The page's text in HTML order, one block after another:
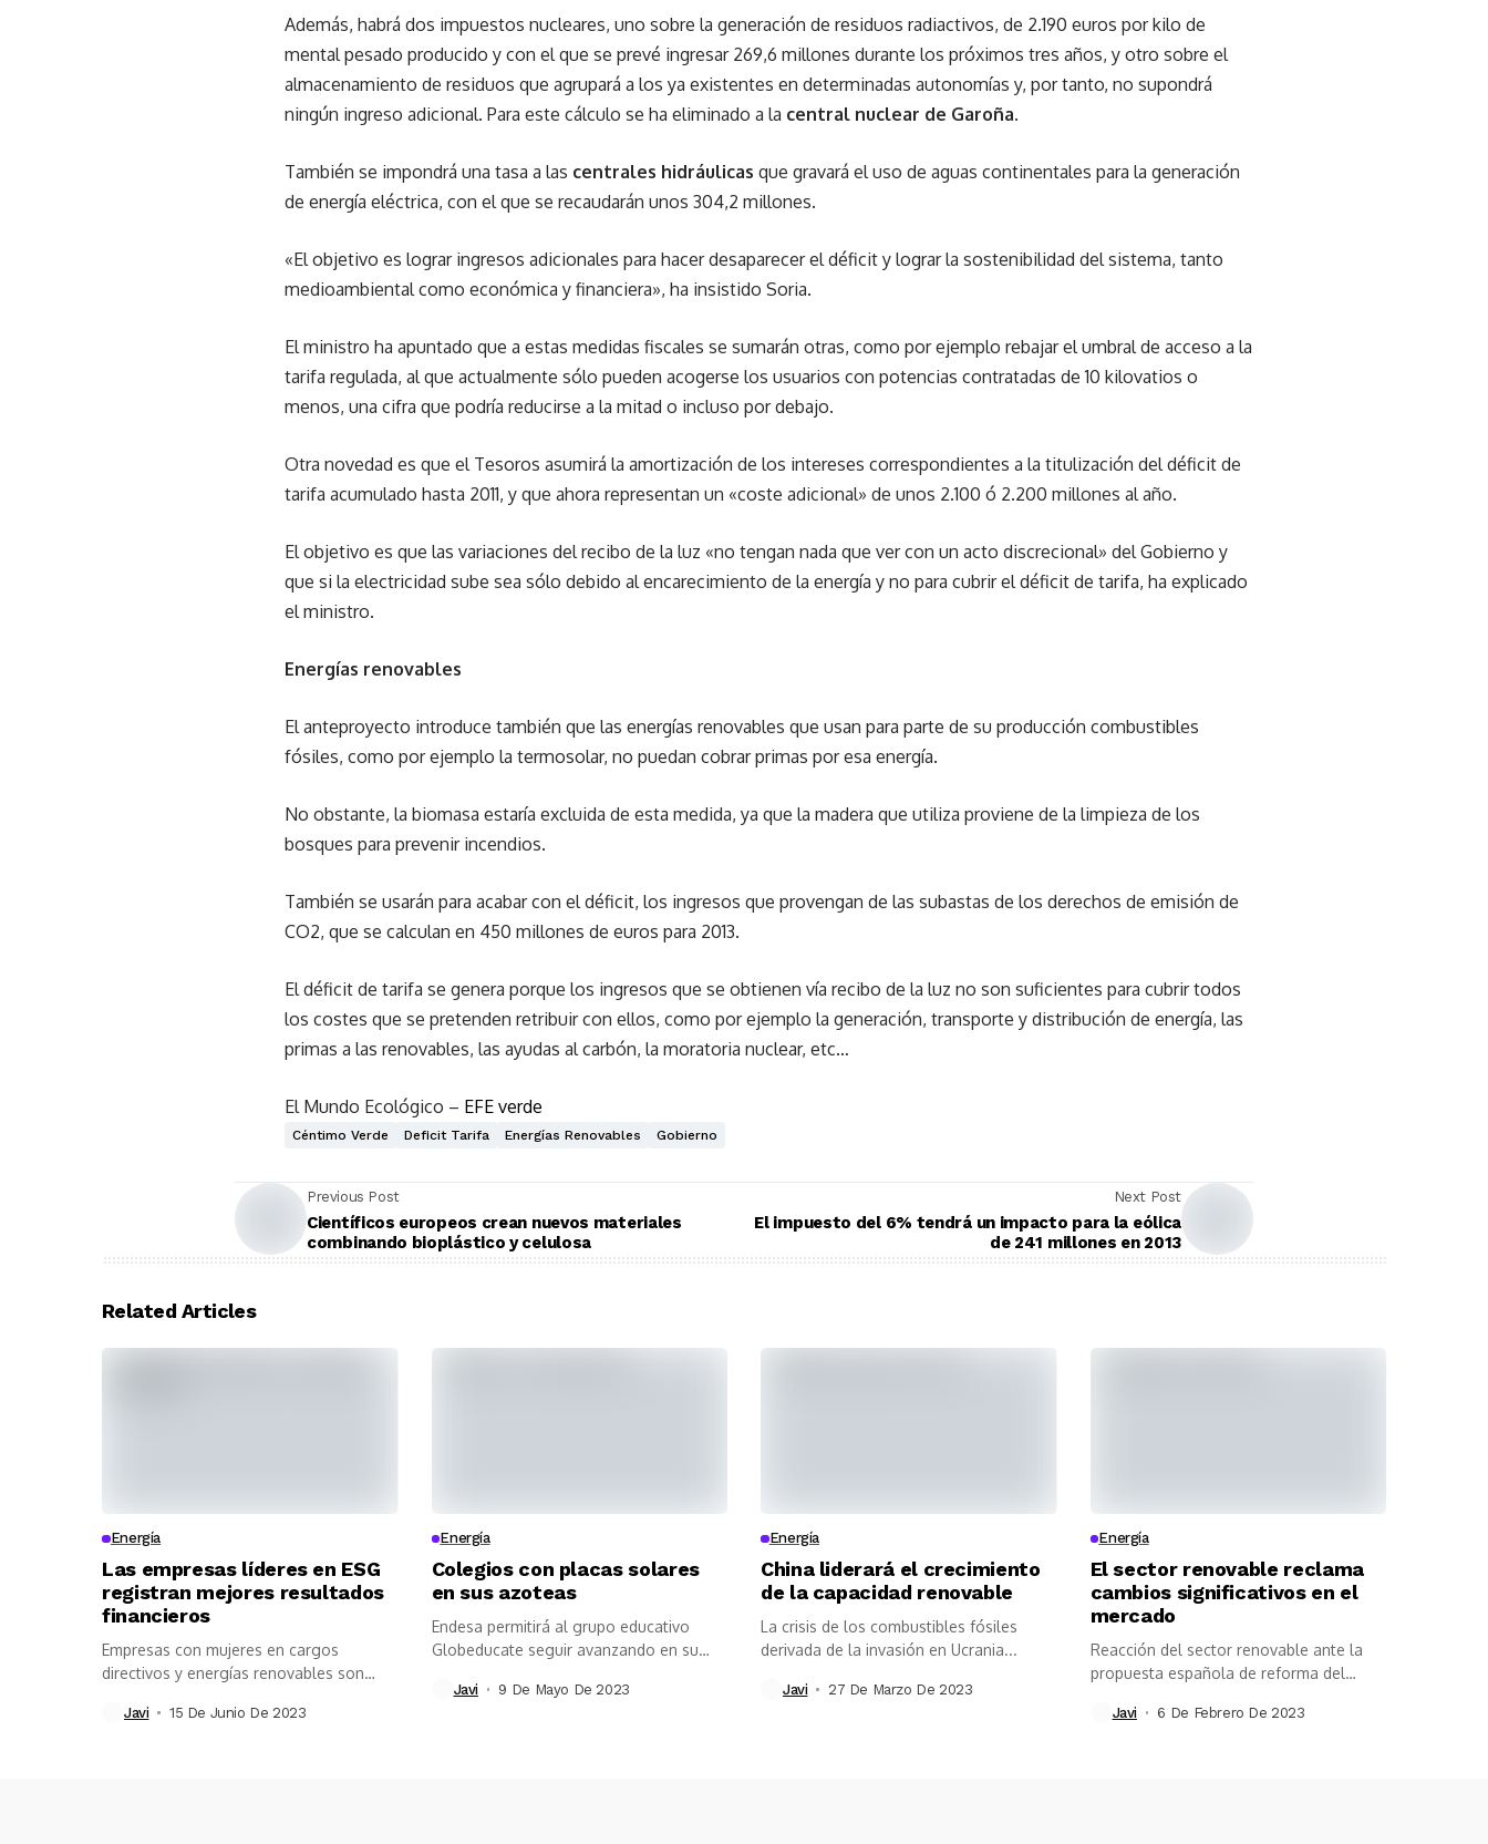
Además, habrá dos impuestos nucleares, uno sobre la generación de residuos radiactivos, de 2.190 euros por kilo de
mental pesado producido y con el que se prevé ingresar 269,6 millones durante los próximos tres años, y otro sobre el
almacenamiento de residuos que agrupará a los ya existentes en determinadas autonomías y, por tanto, no supondrá
ningún ingreso adicional. Para este cálculo se ha eliminado a la central nuclear de Garoña.
También se impondrá una tasa a las centrales hidráulicas que gravará el uso de aguas continentales para la generación
de energía eléctrica, con el que se recaudarán unos 304,2 millones.
«El objetivo es lograr ingresos adicionales para hacer desaparecer el déficit y lograr la sostenibilidad del sistema, tanto
medioambiental como económica y financiera», ha insistido Soria.
El ministro ha apuntado que a estas medidas fiscales se sumarán otras, como por ejemplo rebajar el umbral de acceso a la
tarifa regulada, al que actualmente sólo pueden acogerse los usuarios con potencias contratadas de 10 kilovatios o
menos, una cifra que podría reducirse a la mitad o incluso por debajo.
Otra novedad es que el Tesoros asumirá la amortización de los intereses correspondientes a la titulización del déficit de
tarifa acumulado hasta 2011, y que ahora representan un «coste adicional» de unos 2.100 ó 2.200 millones al año.
El objetivo es que las variaciones del recibo de la luz «no tengan nada que ver con un acto discrecional» del Gobierno y
que si la electricidad sube sea sólo debido al encarecimiento de la energía y no para cubrir el déficit de tarifa, ha explicado
el ministro.
Energías renovables
El anteproyecto introduce también que las energías renovables que usan para parte de su producción combustibles
fósiles, como por ejemplo la termosolar, no puedan cobrar primas por esa energía.
No obstante, la biomasa estaría excluida de esta medida, ya que la madera que utiliza proviene de la limpieza de los
bosques para prevenir incendios.
También se usarán para acabar con el déficit, los ingresos que provengan de las subastas de los derechos de emisión de
CO2, que se calculan en 450 millones de euros para 2013.
El déficit de tarifa se genera porque los ingresos que se obtienen vía recibo de la luz no son suficientes para cubrir todos
los costes que se pretenden retribuir con ellos, como por ejemplo la generación, transporte y distribución de energía, las
primas a las renovables, las ayudas al carbón, la moratoria nuclear, etc…
El Mundo Ecológico – EFE verde
Céntimo Verde Deficit Tarifa Energías Renovables Gobierno
Previous Post
Científicos europeos crean nuevos materiales
combinando bioplástico y celulosa
Next Post
El impuesto del 6% tendrá un impacto para la eólica
de 241 millones en 2013
Related Articles
Energía
Las empresas líderes en ESG
registran mejores resultados
financieros
Empresas con mujeres en cargos
directivos y energías renovables son
Javi 15 De Junio De 2023
Energía
Colegios con placas solares
en sus azoteas
Endesa permitirá al grupo educativo
Globeducate seguir avanzando en su
Javi 9 De Mayo De 2023
Energía
China liderará el crecimiento
de la capacidad renovable
La crisis de los combustibles fósiles
derivada de la invasión en Ucrania...
Javi 27 De Marzo De 2023
Energía
El sector renovable reclama
cambios significativos en el
mercado
Reacción del sector renovable ante la
propuesta española de reforma del
Javi 6 De Febrero De 2023